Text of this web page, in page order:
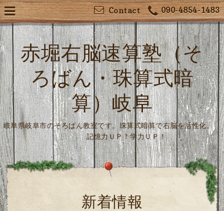
090-4854-1483
Contact
赤堀右脳速算塾（そ
ろばん・珠算式暗
算）岐阜
岐阜県岐阜市のそろばん教室です。珠算式暗算で右脳を活性化。
記憶力ＵＰ！学力ＵＰ！
新着情報